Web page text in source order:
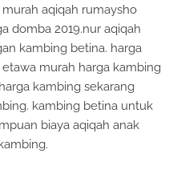
aqiqah rumaysho
domba 2019.nur aqiqah
kambing betina. harga
murah harga kambing
kambing sekarang
kambing betina untuk
biaya aqiqah anak